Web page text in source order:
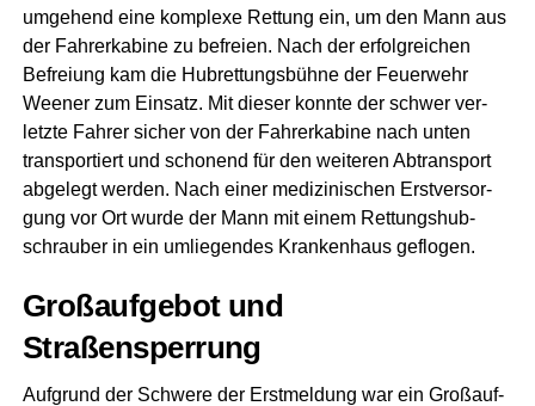
umge­hend eine kom­ple­xe Ret­tung ein, um den Mann aus
der Fah­rer­ka­bi­ne zu befrei­en. Nach der erfolg­rei­chen
Befrei­ung kam die Hub­ret­tungs­büh­ne der Feu­er­wehr
Wee­ner zum Ein­satz. Mit die­ser konn­te der schwer ver­
letz­te Fah­rer sicher von der Fah­rer­ka­bi­ne nach unten
trans­por­tiert und scho­nend für den wei­te­ren Abtrans­port
abge­legt wer­den. Nach einer medi­zi­ni­schen Erst­ver­sor­
gung vor Ort wur­de der Mann mit einem Ret­tungs­hub­
schrau­ber in ein umlie­gen­des Kran­ken­haus geflogen.
Groß­auf­ge­bot und
Straßensperrung
Auf­grund der Schwe­re der Erst­mel­dung war ein Groß­auf­